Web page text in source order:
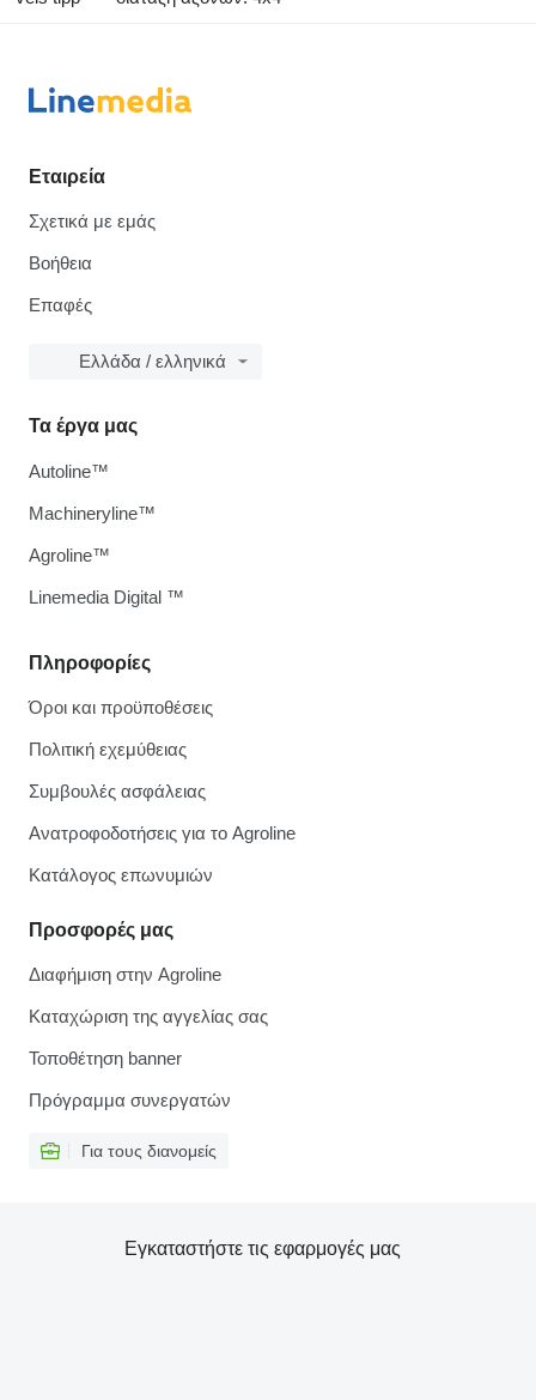
Εταιρεία
Σχετικά με εμάς
Βοήθεια
Επαφές
Ελλάδα / ελληνικά
Πληροφορίες
Όροι και προϋποθέσεις
Πολιτική εχεμύθειας
Συμβουλές ασφάλειας
Ανατροφοδοτήσεις για το Agroline
Κατάλογος επωνυμιών
Προσφορές μας
Διαφήμιση στην Agroline
Καταχώριση της αγγελίας σας
Τοποθέτηση banner
Πρόγραμμα συνεργατών
Για τους διανομείς
Τα έργα μας
Autoline™
Machineryline™
Agroline™
Linemedia Digital ™
Εγκαταστήστε τις εφαρμογές μας